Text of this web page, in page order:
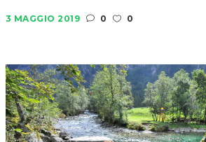
3 MAGGIO 2019 0 0